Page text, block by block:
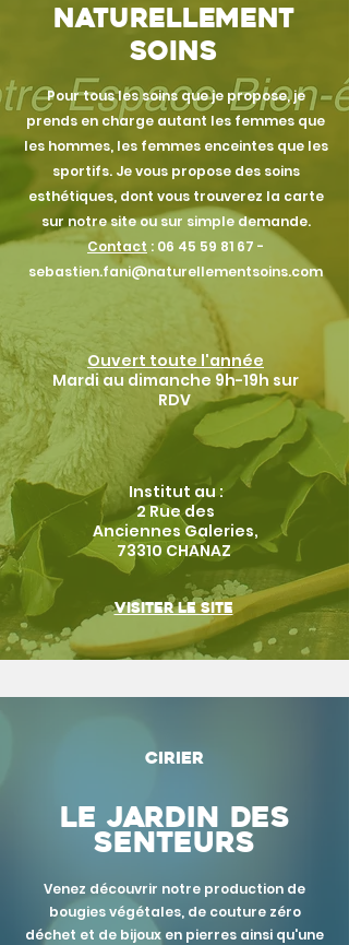
Naturellement
soins
Pour tous les soins que je propose, je
prends en charge autant les femmes que
les hommes, les femmes enceintes que les
sportifs. Je vous propose des soins
esthétiques, dont vous trouverez la carte
sur notre site ou sur simple demande.
Contact : 06 45 59 81 67 -
sebastien.fani@naturellementsoins.com
Ouvert toute l'année
Mardi au dimanche 9h-19h sur
RDV
Institut au :
2 Rue des
Anciennes Galeries,
73310 CHANAZ
Visiter le site
Cirier
Le jardin des
senteurs
Venez découvrir notre production de
bougies végétales, de couture zéro
déchet et de bijoux en pierres ainsi qu'une